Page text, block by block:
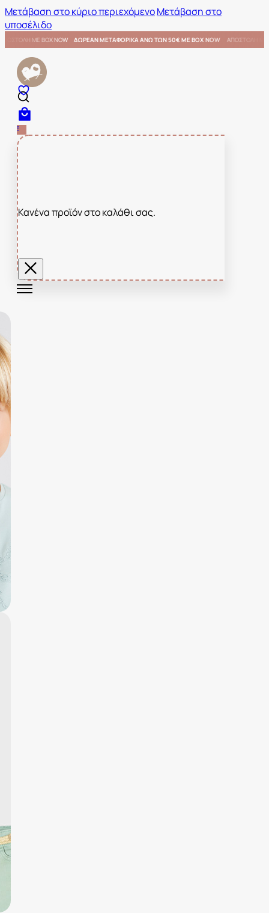
Μετάβαση στο κύριο περιεχόμενοΜετάβαση στο
υποσέλιδο
BOX NOW ΑΠΟΣΤΟΛΗ ΜΕ BOX NOW ΔΩΡΕΑΝ ΜΕΤΑΦΟΡΙΚΑ ΑΝΩ ΤΩΝ 50€ ΜΕ BOX NOW
0
Κανένα προϊόν στο καλάθι σας.